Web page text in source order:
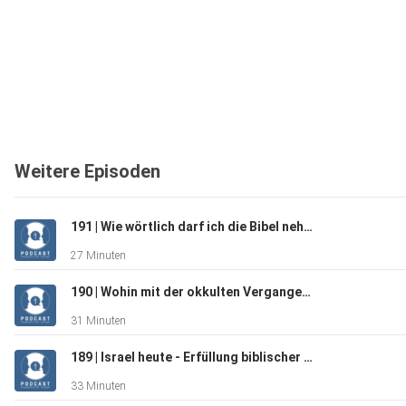
Weitere Episoden
191 | Wie wörtlich darf ich die Bibel nehmen?
27 Minuten
190 | Wohin mit der okkulten Vergangenheit?
31 Minuten
189 | Israel heute - Erfüllung biblischer Prophetie?
33 Minuten